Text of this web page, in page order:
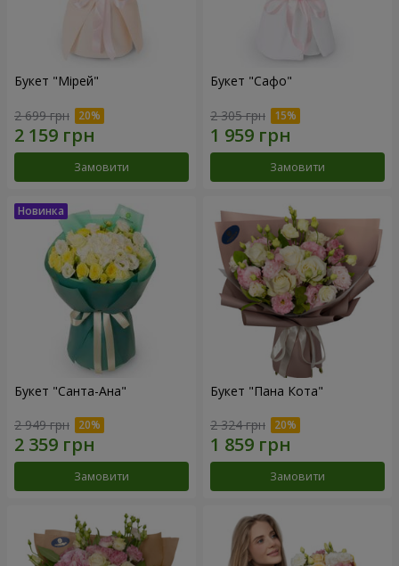
Букет "Мірей"
2 699 грн
Замовити
Букет "Сафо"
2 305 грн
Замовити
Букет "Санта-Ана"
2 949 грн
Замовити
Букет "Пана Кота"
2 324 грн
Замовити